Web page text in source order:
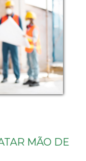
MÃO DE